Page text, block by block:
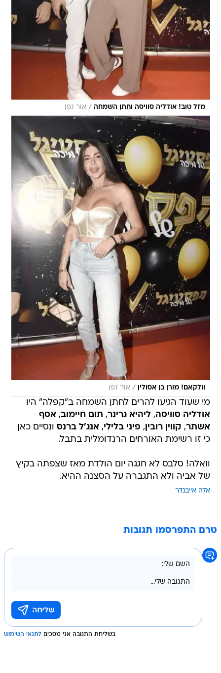
מזל טוב! אודליה סוויסה וחתן השמחה / אור גפן
וולקאם! מורן בן אסולין / אור גפן
מי שעוד הגיעו להרים לחתן השמחה ב"קפלה" היו
אודליה סוויסה,ליהיא גרינר, תום חיימוב, אסף
אשתר, קווין רובין, פיני בלילי, אנג'ל ברנס ונסיים כאן
כי זו רשימת האורחים הרנדומלית בתבל.
וואלה! סלבס לא חגגה יום הולדת מאז שצפתה בקיץ
של אביה ולא התגברה על הסצנה ההיא.
אלה אייבנדר
טרם התפרסמו תגובות
בשליחת התגובה אני מסכים לתנאי השימוש